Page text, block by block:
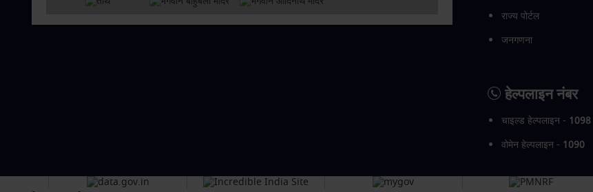
राज्य पोर्टल
जनगणना
हेल्पलाइन नंबर
चाइल्ड हेल्पलाइन - 1098
वोमेन हेल्पलाइन - 1090